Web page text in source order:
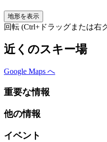
地形を表示
回転 (Ctrl+ドラッグまたは右
近くのスキー場
Google Maps へ
重要な情報
他の情報
イベント